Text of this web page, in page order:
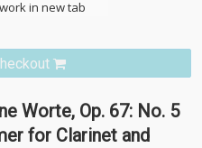
in new tab
Worte, Op. 67: No. 5
for Clarinet and